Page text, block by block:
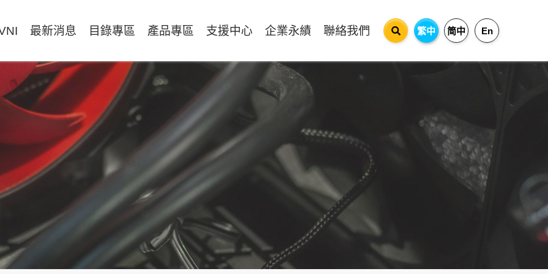
最新消息 目錄專區 產品專區 支援中心 企業永績 聯絡我們 繁中 简中 En